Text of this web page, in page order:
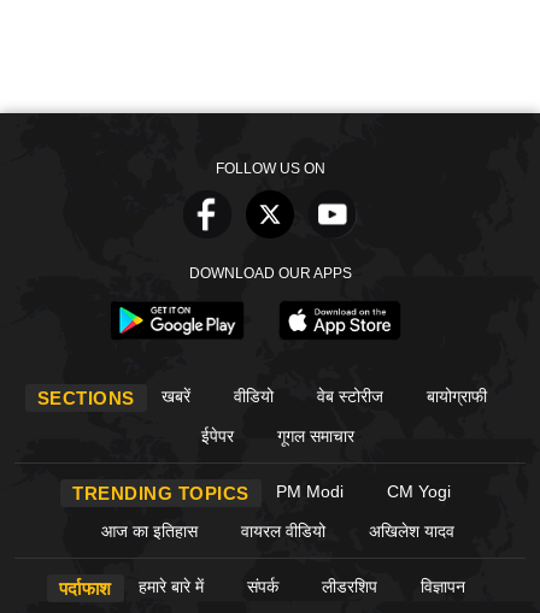
FOLLOW US ON
DOWNLOAD OUR APPS
SECTIONS खबरें वीडियो वेब स्टोरीज बायोग्राफी
ईपेपर गूगल समाचार
TRENDING TOPICS PM Modi CM Yogi
आज का इतिहास वायरल वीडियो अखिलेश यादव
पर्दाफाश हमारे बारे में संपर्क लीडरशिप विज्ञापन